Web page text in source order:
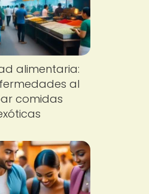
alimentaria:
al
comidas